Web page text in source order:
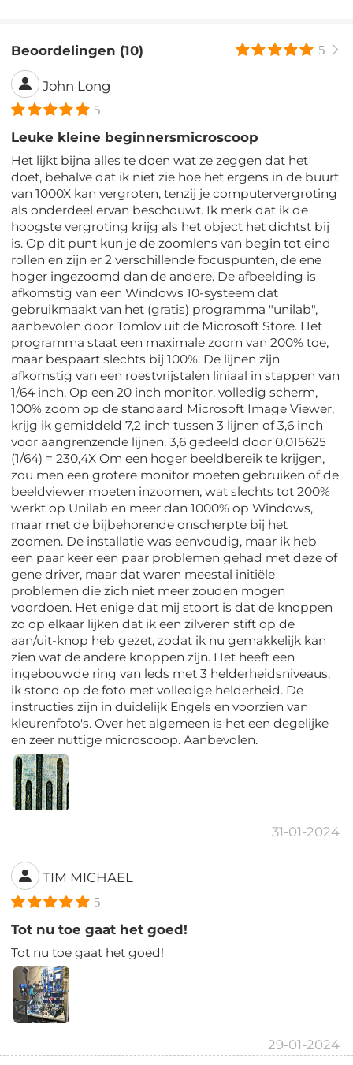
Beoordelingen (10) 5
John Long
5
Leuke kleine beginnersmicroscoop
Het lijkt bijna alles te doen wat ze zeggen dat het
doet, behalve dat ik niet zie hoe het ergens in de buurt
van 1000X kan vergroten, tenzij je computervergroting
als onderdeel ervan beschouwt. Ik merk dat ik de
hoogste vergroting krijg als het object het dichtst bij
is. Op dit punt kun je de zoomlens van begin tot eind
rollen en zijn er 2 verschillende focuspunten, de ene
hoger ingezoomd dan de andere. De afbeelding is
afkomstig van een Windows 10-systeem dat
gebruikmaakt van het (gratis) programma "unilab",
aanbevolen door Tomlov uit de Microsoft Store. Het
programma staat een maximale zoom van 200% toe,
maar bespaart slechts bij 100%. De lijnen zijn
afkomstig van een roestvrijstalen liniaal in stappen van
1/64 inch. Op een 20 inch monitor, volledig scherm,
100% zoom op de standaard Microsoft Image Viewer,
krijg ik gemiddeld 7,2 inch tussen 3 lijnen of 3,6 inch
voor aangrenzende lijnen. 3,6 gedeeld door 0,015625
(1/64) = 230,4X Om een hoger beeldbereik te krijgen,
zou men een grotere monitor moeten gebruiken of de
beeldviewer moeten inzoomen, wat slechts tot 200%
werkt op Unilab en meer dan 1000% op Windows,
maar met de bijbehorende onscherpte bij het
zoomen. De installatie was eenvoudig, maar ik heb
een paar keer een paar problemen gehad met deze of
gene driver, maar dat waren meestal initiële
problemen die zich niet meer zouden mogen
voordoen. Het enige dat mij stoort is dat de knoppen
zo op elkaar lijken dat ik een zilveren stift op de
aan/uit-knop heb gezet, zodat ik nu gemakkelijk kan
zien wat de andere knoppen zijn. Het heeft een
ingebouwde ring van leds met 3 helderheidsniveaus,
ik stond op de foto met volledige helderheid. De
instructies zijn in duidelijk Engels en voorzien van
kleurenfoto's. Over het algemeen is het een degelijke
en zeer nuttige microscoop. Aanbevolen.
31-01-2024
TIM MICHAEL
5
Tot nu toe gaat het goed!
Tot nu toe gaat het goed!
29-01-2024